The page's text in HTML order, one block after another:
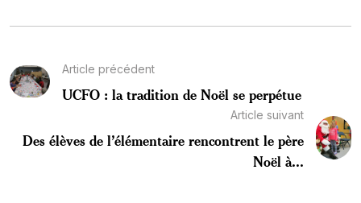
Article précédent
UCFO : la tradition de Noël se perpétue
Article suivant
Des élèves de l’élémentaire rencontrent le père
Noël à...